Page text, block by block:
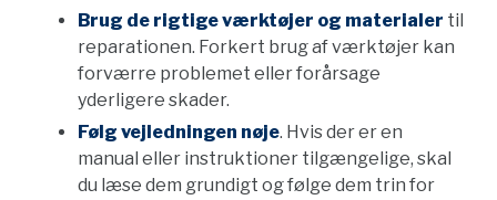
Brug de rigtige værktøjer og materialer til
reparationen. Forkert brug af værktøjer kan
forværre problemet eller forårsage
yderligere skader.
Følg vejledningen nøje. Hvis der er en
manual eller instruktioner tilgængelige, skal
du læse dem grundigt og følge dem trin for